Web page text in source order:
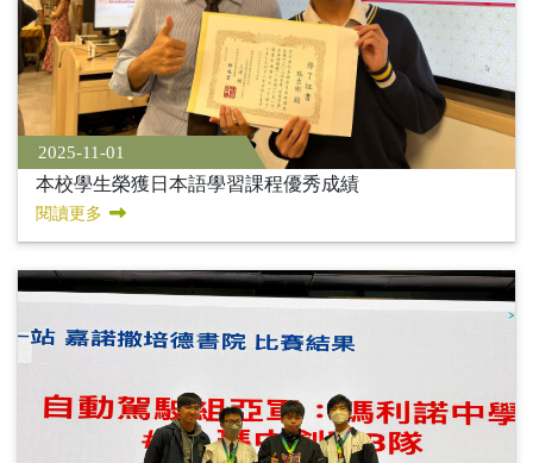
2025-11-01
本校學生榮獲日本語學習課程優秀成績
閱讀更多